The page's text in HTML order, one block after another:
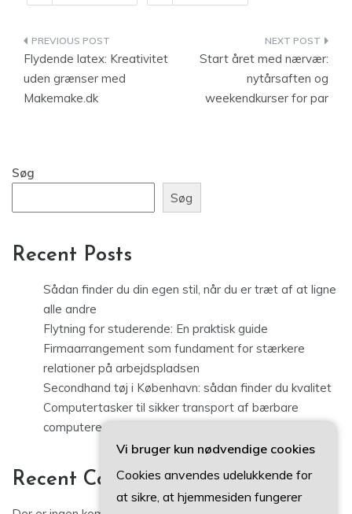
Indlægsnavigation
Flydende latex: Kreativitet
uden grænser med
Makemake.dk
Start året med nærvær:
nytårsaften og
weekendkurser for par
Søg
Søg
Recent Posts
Sådan finder du din egen stil, når du er træt af at ligne
alle andre
Flytning for studerende: En praktisk guide
Firmaarrangement som fundament for stærkere
relationer på arbejdspladsen
Secondhand tøj i København: sådan finder du kvalitet
Computertasker til sikker transport af bærbare
computere og udstyr
Recent Comments
Vi bruger kun nødvendige cookies
Cookies anvendes udelukkende for
at sikre, at hjemmesiden fungerer